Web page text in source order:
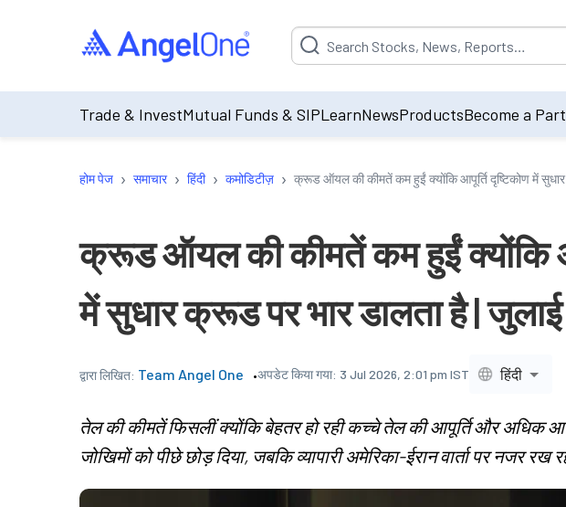
Suggestion will be populated by default on
Trade & InvestMutual Funds & SIPLearnNewsProductsBecome a
होम पेज › समाचार › हिंदी › कमोडिटीज़ › क्रूड ऑयल की कीमतें कम हुईं क्योंकि आपूर्ति दृष्टिकोण में
क्रूड ऑयल की कीमतें कम हुईं क्योंकि
में सुधार क्रूड पर भार डालता है |
द्वारा लिखित: Team Angel One अपडेट किया गया: 3 Jul 2026, 2:01 pm IST हिंदी
तेल की कीमतें फिसलीं क्योंकि बेहतर हो रही कच्चे तेल की आपूर्ति और अधिक
जोखिमों को पीछे छोड़ दिया, जबकि व्यापारी अमेरिका-ईरान वार्ता पर नजर रख